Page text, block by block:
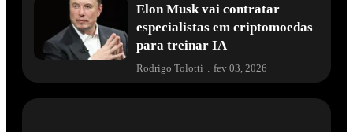
Elon Musk vai contratar
especialistas em criptomoedas
para treinar IA
Rodrigo Tolotti fev 03, 2026